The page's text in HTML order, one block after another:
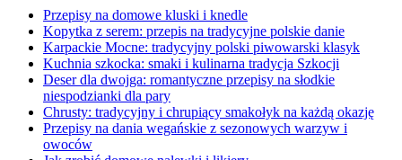
Przepisy na domowe kluski i knedle
Kopytka z serem: przepis na tradycyjne polskie danie
Karpackie Mocne: tradycyjny polski piwowarski klasyk
Kuchnia szkocka: smaki i kulinarna tradycja Szkocji
Deser dla dwojga: romantyczne przepisy na słodkie
niespodzianki dla pary
Chrusty: tradycyjny i chrupiący smakołyk na każdą okazję
Przepisy na dania wegańskie z sezonowych warzyw i
owoców